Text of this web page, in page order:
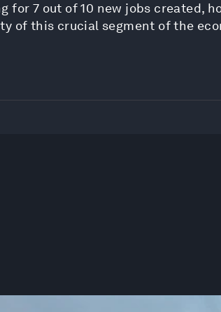
7 out of 10 new jobs created,
of this crucial segment of the